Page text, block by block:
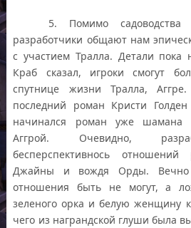
5. Помимо садоводства
разработчики общают нам
с участием Тралла. Детали пока
Краб сказал, игроки смогут
спутнице жизни Тралла,
последний роман Кристи
начинался роман уже шамана
Аггрой. Очевидно,
бесперспективнось отношений
Джайны и вождя Орды. Вечно
отношения быть не могут, а
зеленого орка и белую женщину
чего из награндской глуши была